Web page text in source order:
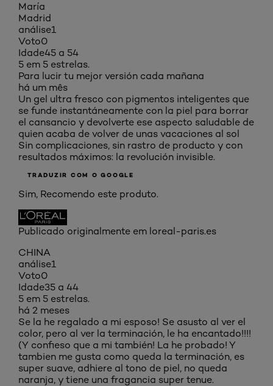
María
Madrid
análise1
Voto0
Idade45 a 54
5 em 5 estrelas.
Para lucir tu mejor versión cada mañana
há um mês
Un gel ultra fresco con pigmentos inteligentes que
se funde instantáneamente con la piel para borrar
el cansancio y devolverte ese aspecto saludable de
quien acaba de volver de unas vacaciones al sol
Sin complicaciones, sin rastro de producto y con
resultados máximos: la revolución invisible.
TRADUZIR COM O GOOGLE
Sim, Recomendo este produto.
Publicado originalmente em loreal-paris.es
CHINA
análise1
Voto0
Idade35 a 44
5 em 5 estrelas.
há 2 meses
Se la he regalado a mi esposo! Se asusto al ver el
color, pero al ver la terminación, le ha encantado!!!!
(Y confieso que a mi también! La he probado! Y
tambien me gusta como queda la terminación, es
super suave, adhiere al tono de piel, no queda
naranja, y tiene una fragancia super tenue.